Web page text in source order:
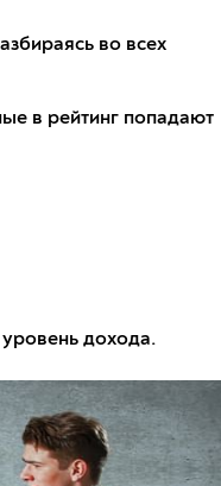
во всех
в рейтинг попадают
дохода.